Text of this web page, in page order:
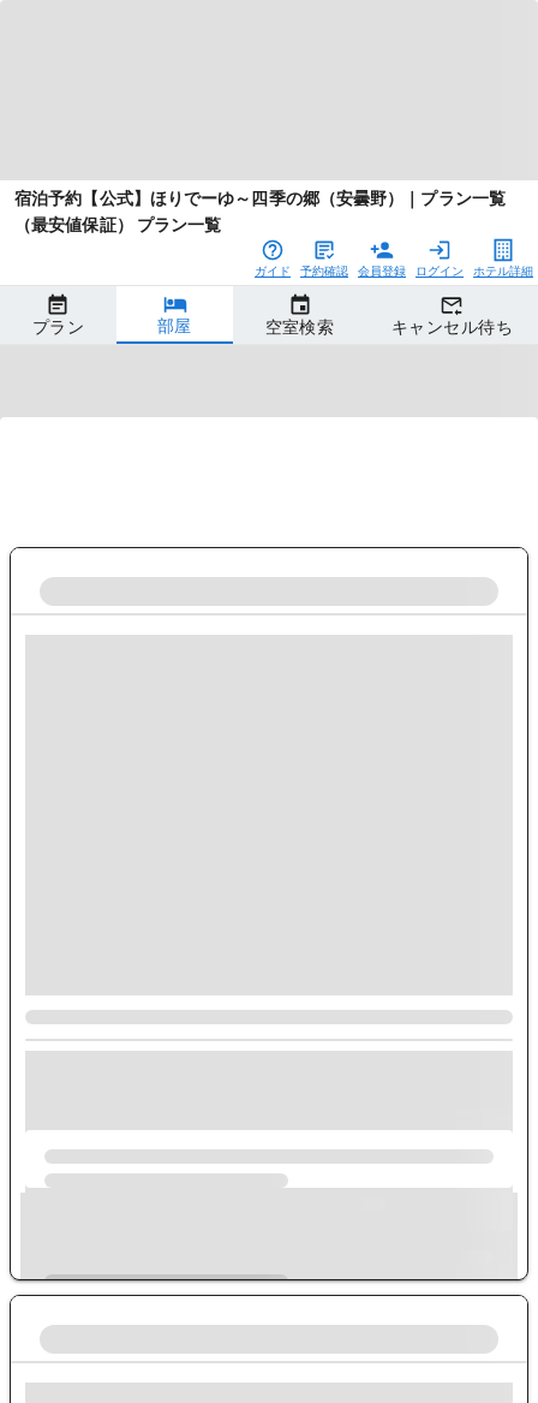
宿泊予約【公式】ほりでーゆ～四季の郷（安曇野）｜プラン一覧
（最安値保証） プラン一覧
ホテル詳細
ログイン
会員登録
予約確認
ガイド
プラン 部屋 空室検索 キャンセル待ち